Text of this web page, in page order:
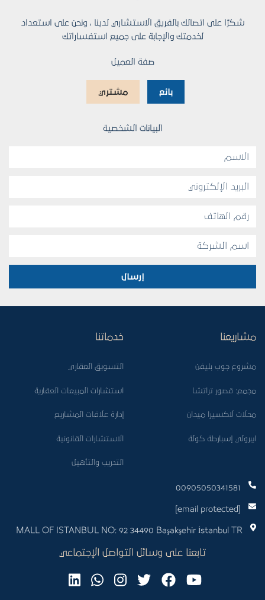
شكرًا على اتصالك بالفريق الاستشاري لدينا ، ونحن على استعداد
لخدمتك والإجابة على جميع استفساراتك
صفة العميل
بائع مشتري
البيانات الشخصية
إرسال
00905050341581
[email protected]
MALL OF ISTANBUL NO: 92 34490 Başakşehir İstanbul TR
مشاريعنا
مشروع جوب بليفن
مجمع: قصور تراتشا
محلات لاكسيرا ميدان
ايبرولي إسبارطة كولة
خدماتنا
التسويق العقاري
استشارات المبيعات العقارية
إدارة علاقات المشاريع
الاستشارات القانونية
التدريب والتأهيل
تابعنا على وسائل التواصل الإجتماعي